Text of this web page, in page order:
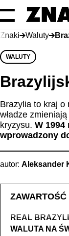
Znaki Waluty
WALUTY
Brazylia to kraj o
władze
kryzysu. W 1994
wprowadzony
autor: Aleksander
ZAWARTOŚĆ
REAL
WALUTA NA